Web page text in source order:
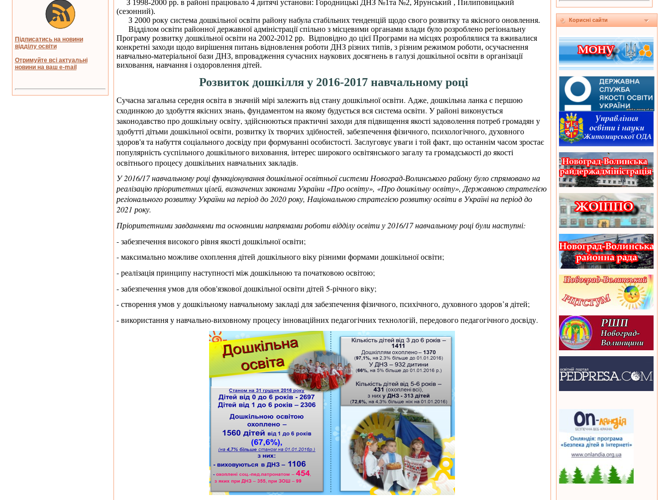
Підписатись на новини
відділу освіти
Отримуйте всі актуальні
новини на ваш e-mail
З 1998-2000 рр. в районі працювало 4 дитячі установи: Городницькі ДНЗ №1та №2, Ярунський , Пилиповицький
(сезонний).
З 2000 року система дошкільної освіти району набула стабільних тенденцій щодо свого розвитку та якісного оновлення.
Відділом освіти районної державної адміністрації спільно з місцевими органами влади було розроблено регіональну
Програму розвитку дошкільної освіти на 2002-2012 рр. Відповідно до цієї Програми на місцях розроблялися та вживалися
конкретні заходи щодо вирішення питань відновлення роботи ДНЗ різних типів, з різним режимом роботи, осучаснення
навчально-матеріальної бази ДНЗ, впровадження сучасних наукових досягнень в галузі дошкільної освіти в організації
виховання, навчання і оздоровлення дітей.
Розвиток дошкілля у 2016-2017 навчальному році
Сучасна загальна середня освіта в значній мірі залежить від стану дошкільної освіти. Адже, дошкільна ланка є першою
сходинкою до здобуття якісних знань, фундаментом на якому будується вся система освіти. У районі виконується
законодавство про дошкільну освіту, здійснюються практичні заходи для підвищення якості задоволення потреб громадян у
здобутті дітьми дошкільної освіти, розвитку їх творчих здібностей, забезпечення фізичного, психологічного, духовного
здоров'я та набуття соціального досвіду при формуванні особистості. Заслуговує уваги і той факт, що останнім часом зростає
популярність суспільного дошкільного виховання, інтерес широкого освітянського загалу та громадськості до якості
освітнього процесу дошкільних навчальних закладів.
У 2016/17 навчальному році функціонування дошкільної освітньої системи Новоград-Волинського району було спрямовано на
реалізацію пріоритетних цілей, визначених законами України «Про освіту», «Про дошкільну освіту», Державною стратегією
регіонального розвитку України на період до 2020 року, Національною стратегією розвитку освіти в Україні на період до
2021 року.
Пріоритетними завданнями та основними напрямами роботи відділу освіти у 2016/17 навчальному році були наступні:
- забезпечення високого рівня якості дошкільної освіти;
- максимально можливе охоплення дітей дошкільного віку різними формами дошкільної освіти;
- реалізація принципу наступності між дошкільною та початковою освітою;
- забезпечення умов для обов'язкової дошкільної освіти дітей 5-річного віку;
- створення умов у дошкільному навчальному закладі для забезпечення фізичного, психічного, духовного здоров’я дітей;
- використання у навчально-виховному процесу інноваційних педагогічних технологій, передового педагогічного досвіду.
Корисні сайти